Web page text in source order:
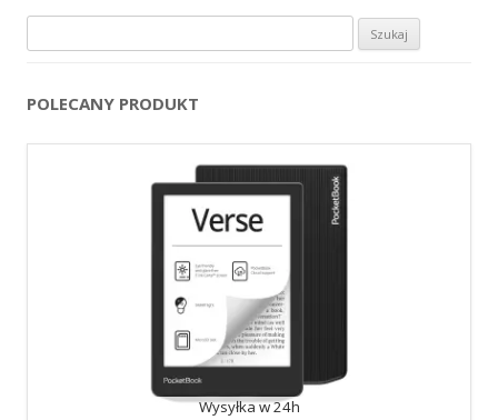
POLECANY PRODUKT
Wysyłka w 24h